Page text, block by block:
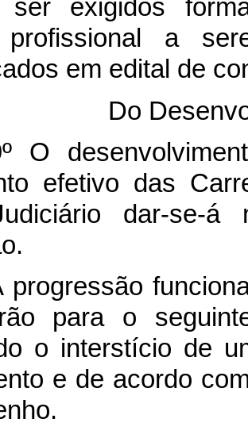
ser exigidos
profissional a
em edital de
Do
O
efetivo das
dar-se-á
progressão
para o
o interstício de
e de acordo